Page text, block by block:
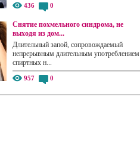
436 0
Снятие похмельного синдрома, не
выходя из дом...
Длительный запой, сопровождаемый
непрерывным длительным употреблением
спиртных н...
957 0